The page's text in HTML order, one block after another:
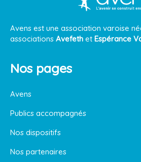
Avens est une association varoise
associations Avefeth et Espérance
Nos pages
Avens
Publics accompagnés
Nos dispositifs
Nos partenaires